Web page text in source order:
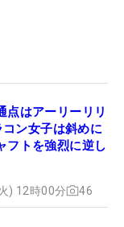
点はアーリーリリ
ン女子は斜めに
フトを強烈に逆し
) 12時00分 46